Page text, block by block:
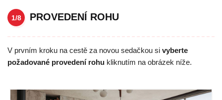
1/8 PROVEDENÍ ROHU
V prvním kroku na cestě za novou sedačkou si vyberte
požadované provedení rohu kliknutím na obrázek níže.